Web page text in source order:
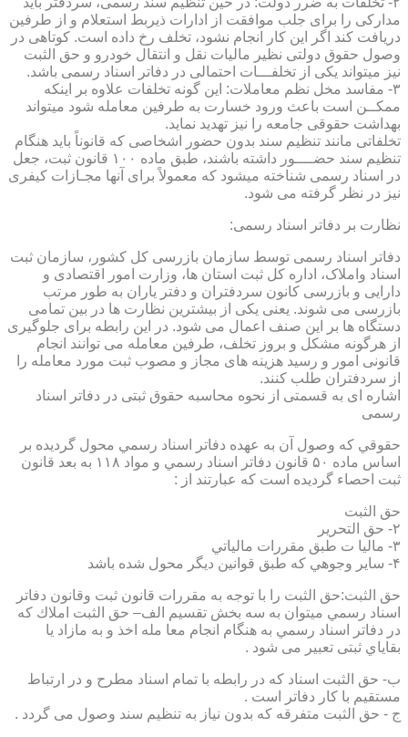
مدارکی را برای جلب موافقت از ادارات ذیربط استعلام و از طرفین
دریافت کند اگر این کار انجام نشود، تخلف رخ داده است. کوتاهی در
وصول حقوق دولتی نظیر مالیات نقل و انتقال خودرو و حق الثبت
نیز میتواند یکی از تخلفـــات احتمالی در دفاتر اسناد رسمی باشد.
۳- مفاسد مخل نظم معاملات: این گونه تخلفات علاوه بر اینکه
ممکــن است باعث ورود خسارت به طرفین معامله شود میتواند
بهداشت حقوقی جامعه را نیز تهدید نماید.
تخلفاتی مانند تنظیم سند بدون حضور اشخاصی که قانوناً باید هنگام
تنظیم سند حضــــور داشته باشند، طبق ماده ۱۰۰ قانون ثبت، جعل
در اسناد رسمی شناخته میشود که معمولاً برای آنها مجـازات کیفری
نیز در نظر گرفته می شود.
نظارت بر دفاتر اسناد رسمی:
دفاتر اسناد رسمی توسط سازمان بازرسی کل کشور، سازمان ثبت
اسناد واملاک، اداره کل ثبت استان ها، وزارت امور اقتصادی و
دارایی و بازرسی کانون سردفتران و دفتر یاران به طور مرتب
بازرسی می شوند. یعنی یکی از بیشترین نظارت ها در بین تمامی
دستگاه ها بر این صنف اعمال می شود. در این رابطه برای جلوگیری
از هرگونه مشکل و بروز تخلف، طرفین معامله می توانند انجام
قانونی امور و رسید هزینه های مجاز و مصوب ثبت مورد معامله را
از سردفتران طلب کنند.
اشاره ای به قسمتی از نحوه محاسبه حقوق ثبتی در دفاتر اسناد
رسمی
حقوقي كه وصول آن به عهده دفاتر اسناد رسمي محول گرديده بر
اساس ماده ۵۰ قانون دفاتر اسناد رسمي و مواد ۱۱۸ به بعد قانون
ثبت احصاء گرديده است كه عبارتند از :
حق الثبت
۲- حق التحرير
۳- ماليا ت طبق مقررات مالياتي
۴- ساير وجوهي كه طبق قوانين ديگر محول شده باشد
حق الثبت:حق الثبت را با توجه به مقررات قانون ثبت وقانون دفاتر
اسناد رسمي ميتوان به سه بخش تقسيم الف– حق الثبت املاك كه
در دفاتر اسناد رسمي به هنگام انجام معا مله اخذ و به مازاد يا
بقاياي ثبتی تعبیر می شود .
ب- حق الثبت اسناد كه در رابطه با تمام اسناد مطرح و در ارتباط
مستقيم با كار دفاتر است .
ج - حق الثبت متفرقه كه بدون نياز به تنظیم سند وصول می گردد .